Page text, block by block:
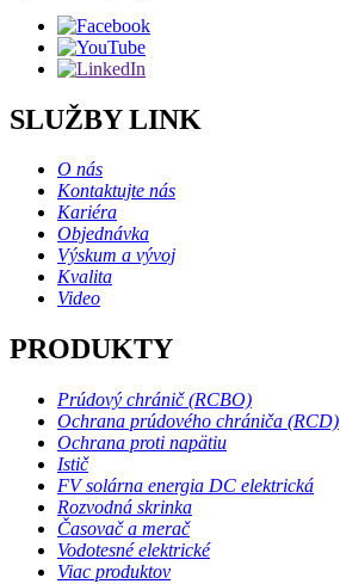
SLUŽBY LINK
O nás
Kontaktujte nás
Kariéra
Objednávka
Výskum a vývoj
Kvalita
Video
PRODUKTY
Prúdový chránič (RCBO)
Ochrana prúdového chrániča (RCD)
Ochrana proti napätiu
Istič
FV solárna energia DC elektrická
Rozvodná skrinka
Časovač a merač
Vodotesné elektrické
Viac produktov